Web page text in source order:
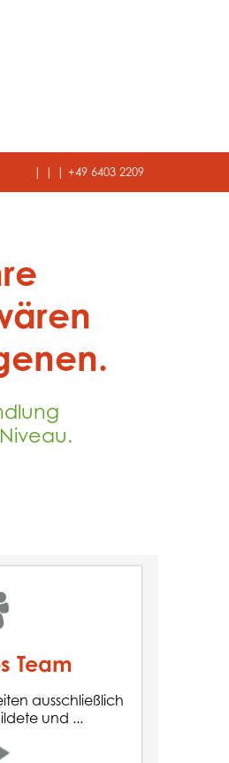
+49 6403 2209
Team
ausschließlich
und ...
Team
hochmotivierte
Ihren Tieren